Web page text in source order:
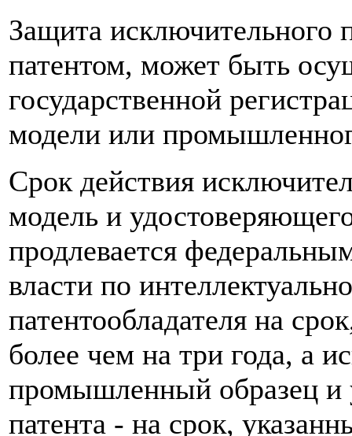
Защита исключительного
патентом, может быть
государственной
модели или
Срок действия
модель и
продлевается
власти по
патентообладателя на
более чем на три года, а
промышленный образец и
патента - на срок,